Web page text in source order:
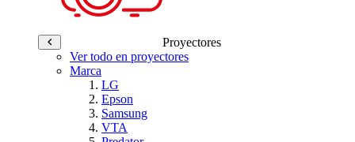
Proyectores
Ver todo en proyectores
Marca
LG
Epson
Samsung
VTA